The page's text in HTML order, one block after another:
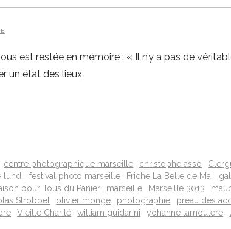
est restée en mémoire : « Il n’y a pas de
un état des lieux,
centre photographique marseille christophe asso
lundi festival photo marseille Friche La Belle de Mai
pour Tous du Panier marseille Marseille 3013
Strobbel olivier monge photographie preau des
Vieille Charité william guidarini yohanne lamoulere